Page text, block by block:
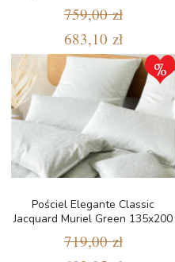
759,00 zł
683,10 zł
Pościel Elegante Classic
Jacquard Muriel Green 135x200
719,00 zł